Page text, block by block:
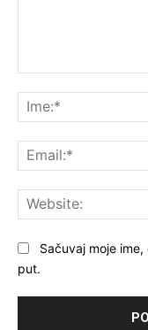
Sačuvaj moje
put.